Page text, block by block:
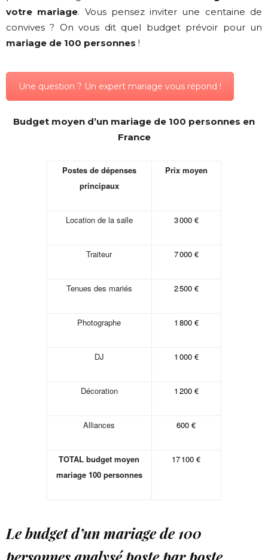
votre mariage. Vous pensez inviter une centaine de
convives ? On vous dit quel budget prévoir pour un
mariage de 100 personnes !
Une question ? Un expert mariage vous répond !
Budget moyen d’un mariage de 100 personnes en
France
Postes de dépenses
principaux
Prix moyen
Location de la salle 3 000 €
Traiteur 7 000 €
Tenues des mariés 2 500 €
Photographe 1 800 €
DJ 1 000 €
Décoration 1 200 €
Alliances 600 €
TOTAL budget moyen
mariage 100 personnes
17 100 €
Le budget d’un mariage de 100